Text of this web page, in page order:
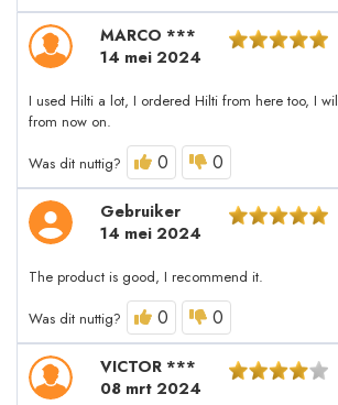
MARCO ***
14 mei 2024
I used Hilti a lot, I ordered Hilti from here too, I
from now on.
Was dit nuttig?
0 0
Gebruiker
14 mei 2024
The product is good, I recommend it.
Was dit nuttig?
0 0
VICTOR ***
08 mrt 2024